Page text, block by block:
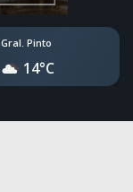
Gral. Pinto
14°C